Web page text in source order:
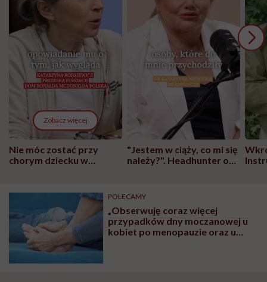
Zobacz więcej
Nie móc zostać przy
chorym dziecku w
może chyba tylko
wyobraźni"
"Jestem w ciąży, co mi się
należy?". Headhunter o
pracy
POLECAMY
„Obserwuję coraz więcej
przypadków dny moczanowej u
kobiet po menopauzie oraz u